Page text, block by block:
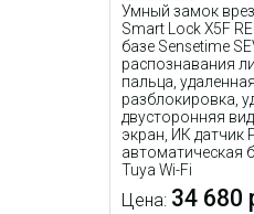
Умный замок
Smart Lock X5F
на базе
распознавания
отпечаток
разблокировка,
двусторонняя
экран, ИК
автоматическая
Tuya Wi-Fi
Умный замок
Smart Lock X5F
базе Sensetime
распознавания
пальца, удаленная
разблокировка,
двусторонняя
экран, ИК датчик
автоматическая
Tuya Wi-Fi
Цена: 34 680